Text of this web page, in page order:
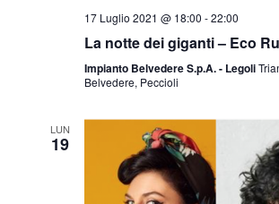
17 Luglio 2021 @ 18:00 -22:00
La notte dei giganti – Eco
Impianto Belvedere S.p.A. - Legoli
Belvedere, Peccioli
LUN
19